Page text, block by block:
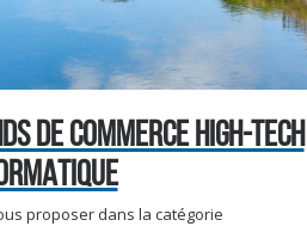
DE COMMERCE HIGH-TECH
proposer dans la catégorie